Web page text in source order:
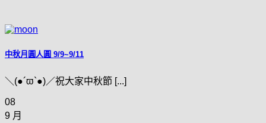
中秋月圓人圓 9/9~9/11
＼(●´ϖ`●)／祝大家中秋節 [...]
08
9 月